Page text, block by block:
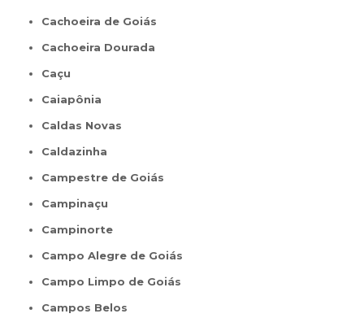
Cachoeira de Goiás
Cachoeira Dourada
Caçu
Caiapônia
Caldas Novas
Caldazinha
Campestre de Goiás
Campinaçu
Campinorte
Campo Alegre de Goiás
Campo Limpo de Goiás
Campos Belos